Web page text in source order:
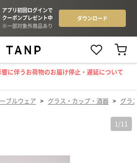
響に伴うお荷物のお届け停止・遅延について
ブルウェア > グラス・カップ・酒器 > グラ
1 /11